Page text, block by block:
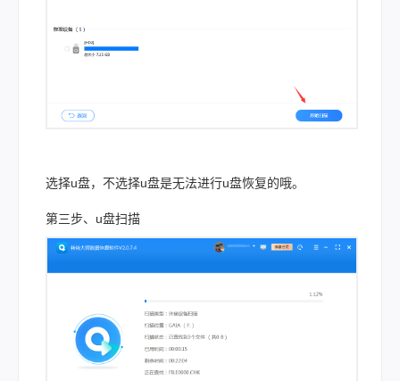
选择u盘，不选择u盘是无法进行u盘恢复的哦。
第三步、u盘扫描